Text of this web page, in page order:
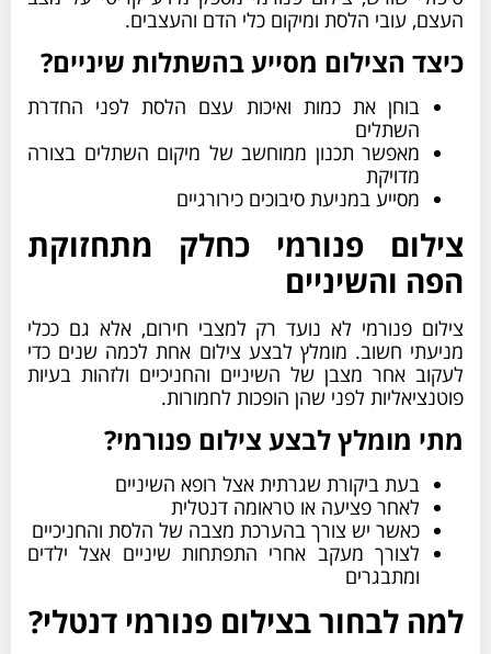
העצם, עובי הלסת ומיקום כלי הדם והעצבים.
כיצד הצילום מסייע בהשתלות שיניים?
בוחן את כמות ואיכות עצם הלסת לפני החדרת
השתלים
מאפשר תכנון ממוחשב של מיקום השתלים בצורה
מדויקת
מסייע במניעת סיבוכים כירורגיים
צילום פנורמי כחלק מתחזוקת
הפה והשיניים
צילום פנורמי לא נועד רק למצבי חירום, אלא גם ככלי
מניעתי חשוב. מומלץ לבצע צילום אחת לכמה שנים כדי
לעקוב אחר מצבן של השיניים והחניכיים ולזהות בעיות
פוטנציאליות לפני שהן הופכות לחמורות.
מתי מומלץ לבצע צילום פנורמי?
בעת ביקורת שגרתית אצל רופא השיניים
לאחר פציעה או טראומה דנטלית
כאשר יש צורך בהערכת מצבה של הלסת והחניכיים
לצורך מעקב אחרי התפתחות שיניים אצל ילדים
ומתבגרים
למה לבחור בצילום פנורמי דנטלי?